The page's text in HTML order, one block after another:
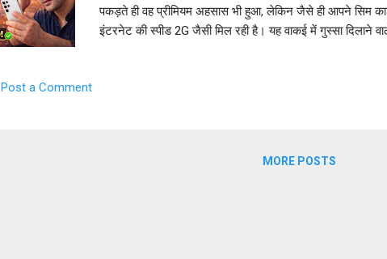
पकड़ते ही वह प्रीमियम अहसास भी हुआ, लेकिन जैसे ही आपने सिम
इंटरनेट की स्पीड 2G जैसी मिल रही है। यह वाकई में गुस्सा दिलाने
आपको वह सारे तरीके बताऊंगा जिससे आप अपने फोन की नेटवर्क
Post a Comment
MORE POSTS